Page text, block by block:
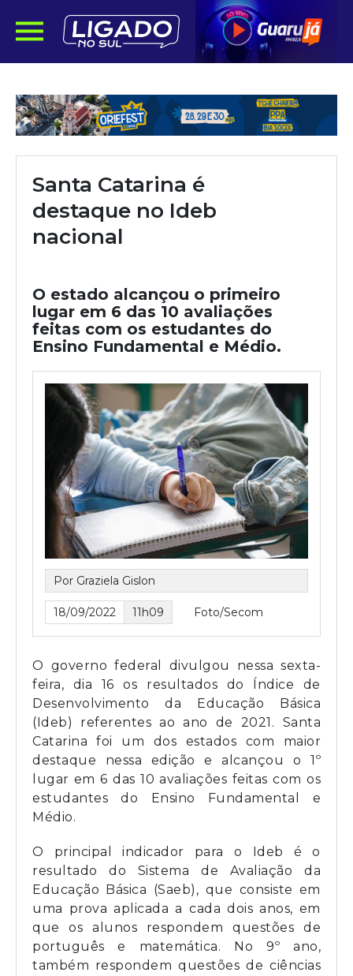
Santa Catarina é
destaque no Ideb
nacional
O estado alcançou o primeiro
lugar em 6 das 10 avaliações
feitas com os estudantes do
Ensino Fundamental e Médio.
Por Graziela Gislon
18/09/2022 11h09 Foto/Secom
O governo federal divulgou nessa sexta-
feira, dia 16 os resultados do Índice de
Desenvolvimento da Educação Básica
(Ideb) referentes ao ano de 2021. Santa
Catarina foi um dos estados com maior
destaque nessa edição e alcançou o 1º
lugar em 6 das 10 avaliações feitas com os
estudantes do Ensino Fundamental e
Médio.
O principal indicador para o Ideb é o
resultado do Sistema de Avaliação da
Educação Básica (Saeb), que consiste em
uma prova aplicada a cada dois anos, em
que os alunos respondem questões de
português e matemática. No 9º ano,
também respondem questões de ciências